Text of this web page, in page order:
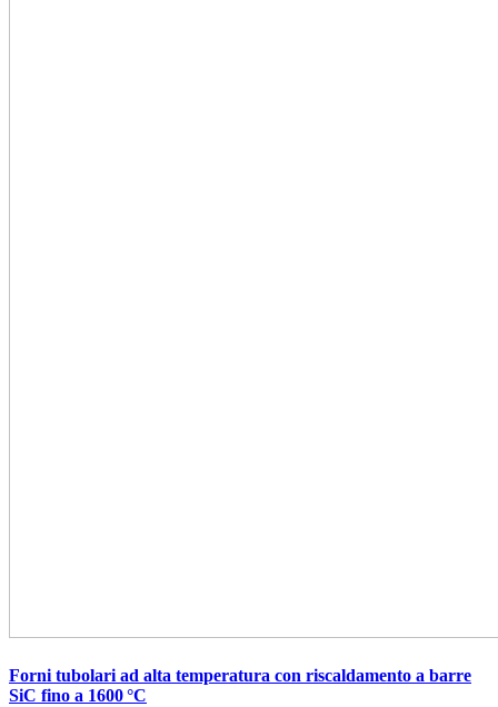
Forni tubolari ad alta temperatura con riscaldamento a barre
SiC fino a 1600 °C